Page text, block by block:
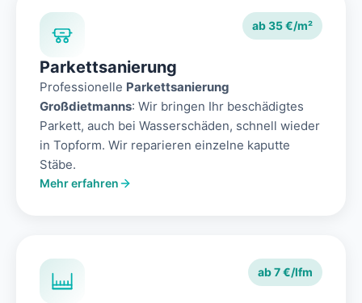
ab 35 €/m²
Parkettsanierung
Professionelle Parkettsanierung
Großdietmanns: Wir bringen Ihr beschädigtes
Parkett, auch bei Wasserschäden, schnell wieder
in Topform. Wir reparieren einzelne kaputte
Stäbe.
Mehr erfahren
ab 7 €/lfm